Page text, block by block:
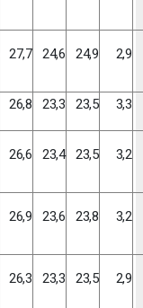
27,7 24,6 24,9 2,9
26,8 23,3 23,5 3,3
26,6 23,4 23,5 3,2
26,9 23,6 23,8 3,2
26,3 23,3 23,5 2,9